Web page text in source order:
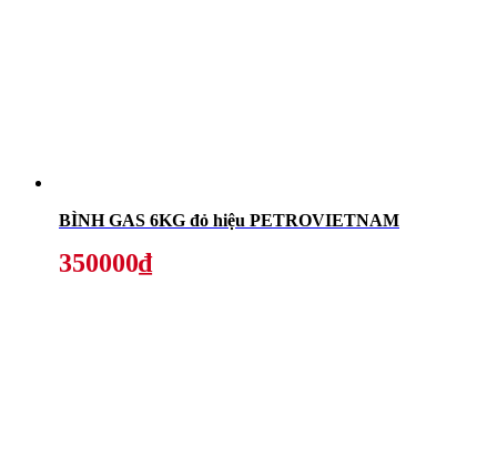
BÌNH GAS 6KG đỏ hiệu PETROVIETNAM
350000₫